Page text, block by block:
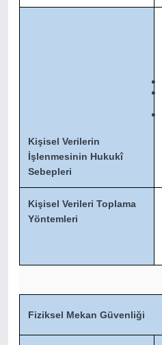
Kişisel Verilerin
İşlenmesinin Hukukî
Sebepleri
Kişisel Verileri Toplama
Yöntemleri
Fiziksel Mekan Güvenliği